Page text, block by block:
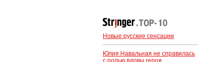
Новые русские сенсации
Юлия Навальная не справилась